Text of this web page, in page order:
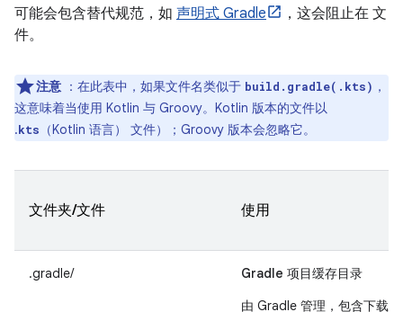
可能会包含替代规范，如 声明式 Gradle
，这会阻止在 文
件。
注意 ：在此表中，如果文件名类似于 build.gradle(.kts) ，
这意味着当使用 Kotlin 与 Groovy。Kotlin 版本的文件以
.kts （Kotlin 语言） 文件）；Groovy 版本会忽略它。
文件夹/文件 使用
.gradle/
Gradle 项目缓存目录
由 Gradle 管理，包含下载的